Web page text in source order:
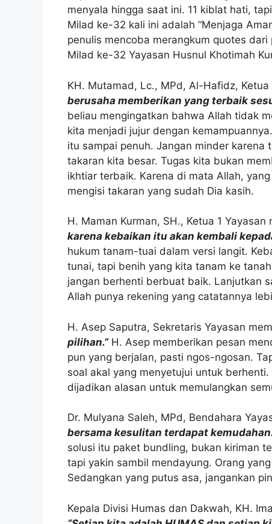
menyala hingga saat ini. 11 kiblat hati,
Milad ke-32 kali ini adalah “Menjaga
penulis mencoba merangkum quotes
Milad ke-32 Yayasan Husnul Khotimah
KH. Mutamad, Lc., MPd, Al-Hafidz,
berusaha memberikan yang terbaik
beliau mengingatkan bahwa Allah tidak
kita menjadi jujur dengan
itu sampai penuh. Jangan minder
takaran kita besar. Tugas kita bukan
ikhtiar terbaik. Karena di mata Allah,
mengisi takaran yang sudah Dia kasih.
H. Maman Kurman, SH., Ketua 1
karena kebaikan itu akan kembali
hukum tanam-tuai dalam versi langit.
tunai, tapi benih yang kita tanam ke
jangan berhenti berbuat baik. Lanjutkan
Allah punya rekening yang catatannya
H. Asep Saputra, Sekretaris Yayasan
pilihan.”H. Asep memberikan pesan
pun yang berjalan, pasti ngos-ngosan.
soal akal yang menyetujui untuk
dijadikan alasan untuk memulangkan
Dr. Mulyana Saleh, MPd, Bendahara
bersama kesulitan terdapat
solusi itu paket bundling, bukan kiriman
tapi yakin sambil mendayung. Orang
Sedangkan yang putus asa, jangankan
Kepala Divisi Humas dan Dakwah, KH.